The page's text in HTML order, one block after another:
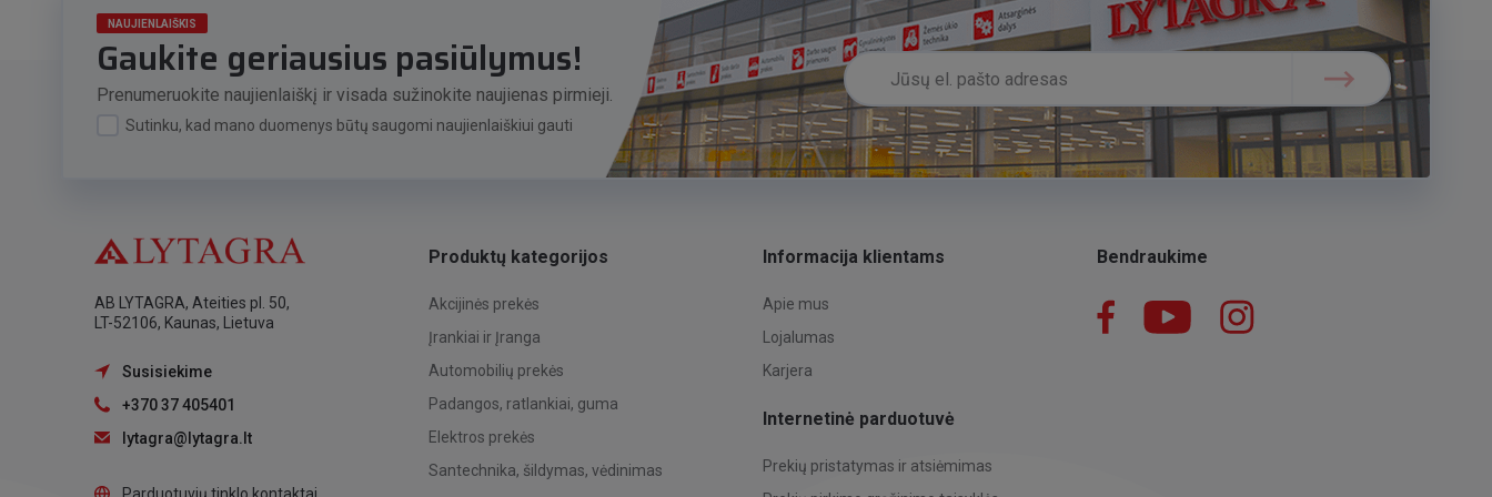
NAUJIENLAIŠKIS
Gaukite geriausius pasiūlymus!
Prenumeruokite naujienlaiškį ir visada sužinokite naujienas pirmieji.
Sutinku, kad mano duomenys būtų saugomi naujienlaiškiui gauti
AB LYTAGRA, Ateities pl. 50,
LT-52106, Kaunas, Lietuva
Susisiekime
+370 37 405401
lytagra@lytagra.lt
Produktų kategorijos
Akcijinės prekės
Įrankiai ir Įranga
Automobilių prekės
Padangos, ratlankiai, guma
Elektros prekės
Santechnika, šildymas, vėdinimas
Informacija klientams
Apie mus
Lojalumas
Karjera
Internetinė parduotuvė
Prekių pristatymas ir atsiėmimas
Bendraukime
Facebook YouTube